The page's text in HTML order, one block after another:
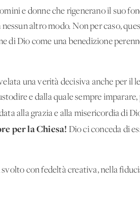
e donne che rigenerano il suo
altro modo. Non per caso,
di Dio come una benedizione
una verità decisiva anche per il
e dalla quale sempre
alla grazia e alla misericordia di
per la Chiesa! Dio ci conceda di
con fedeltà creativa, nella